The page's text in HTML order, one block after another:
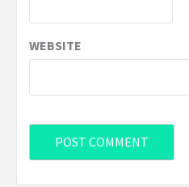
WEBSITE